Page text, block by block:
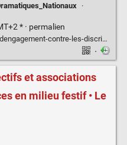
·
* · permalien
contre-les-discriminations/
·
et associations
en milieu festif • Le